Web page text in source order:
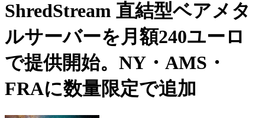
ShredStream 直結型ベアメタ
ルサーバーを月額240ユーロ
で提供開始。NY・AMS・
FRAに数量限定で追加